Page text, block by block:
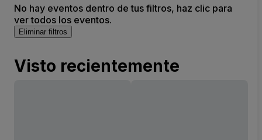
No hay eventos dentro de tus filtros, haz clic para
ver todos los eventos.
Eliminar filtros
Visto recientemente